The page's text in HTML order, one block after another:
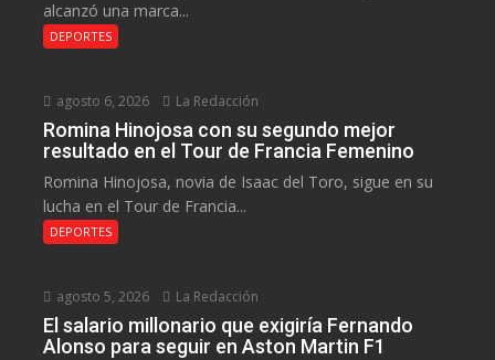
alcanzó una marca...
DEPORTES
agosto 6, 2026 La Redacción
Romina Hinojosa con su segundo mejor
resultado en el Tour de Francia Femenino
Romina Hinojosa, novia de Isaac del Toro, sigue en su
lucha en el Tour de Francia...
DEPORTES
agosto 5, 2026 La Redacción
El salario millonario que exigiría Fernando
Alonso para seguir en Aston Martin F1